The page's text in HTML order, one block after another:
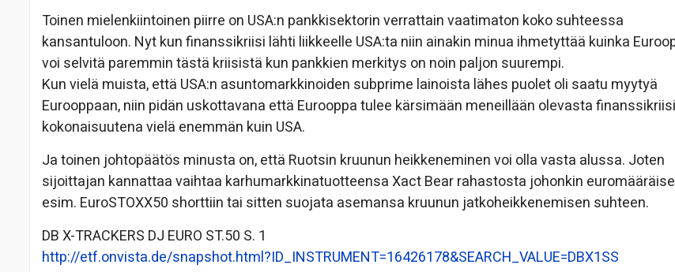
Toinen mielenkiintoinen piirre on USA:n pankkisektorin verrattain vaatimaton koko suhteessa
kansantuloon. Nyt kun finanssikriisi lähti liikkeelle USA:ta niin ainakin minua ihmetyttää kuinka
voi selvitä paremmin tästä kriisistä kun pankkien merkitys on noin paljon suurempi.
Kun vielä muista, että USA:n asuntomarkkinoiden subprime lainoista lähes puolet oli saatu myytyä
Eurooppaan, niin pidän uskottavana että Eurooppa tulee kärsimään meneillään olevasta
kokonaisuutena vielä enemmän kuin USA.
Ja toinen johtopäätös minusta on, että Ruotsin kruunun heikkeneminen voi olla vasta alussa. Joten
sijoittajan kannattaa vaihtaa karhumarkkinatuotteensa Xact Bear rahastosta johonkin
esim. EuroSTOXX50 shorttiin tai sitten suojata asemansa kruunun jatkoheikkenemisen suhteen.
DB X-TRACKERS DJ EURO ST.50 S. 1
http://etf.onvista.de/snapshot.html?ID_INSTRUMENT=16426178&SEARCH_VALUE=DBX1SS